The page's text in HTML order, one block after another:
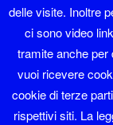
Faccio il sistemista
Sono membro del
Se volete
delle visite. Inoltre
ci sono video
tramite anche per
vuoi ricevere
cookie di terze
rispettivi siti. La